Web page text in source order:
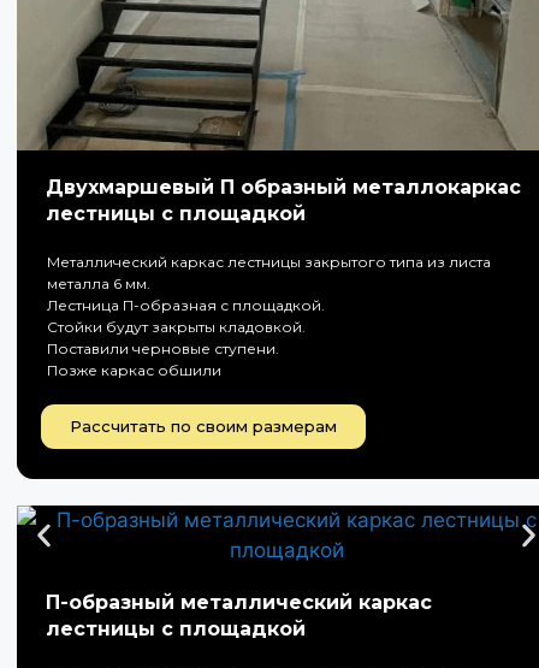
Двухмаршевый П образный металлокаркас
лестницы с площадкой
Металлический каркас лестницы закрытого типа из листа
металла 6 мм.
Лестница П-образная с площадкой.
Стойки будут закрыты кладовкой.
Поставили черновые ступени.
Позже каркас обшили
Рассчитать по своим размерам
П-образный металлический каркас
лестницы с площадкой